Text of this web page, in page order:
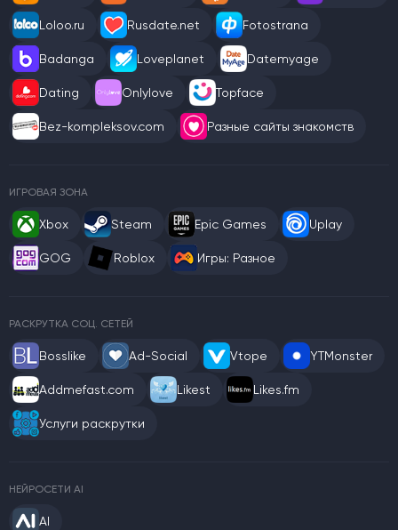
Loloo.ru Rusdate.net Fotostrana
Badanga Loveplanet Datemyage
Dating Onlylove Topface
Bez-kompleksov.com Разные сайты знакомств
ИГРОВАЯ ЗОНА
Xbox Steam Epic Games Uplay
GOG Roblox Игры: Разное
РАСКРУТКА СОЦ. СЕТЕЙ
Bosslike Ad-Social Vtope YTMonster
Addmefast.com Likest Likes.fm
Услуги раскрутки
НЕЙРОСЕТИ AI
AI